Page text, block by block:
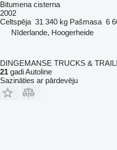
Bitumena cisterna
2002
Celtspēja 31 340 kg Pašmasa 6
Nīderlande, Hoogerheide
DINGEMANSE TRUCKS &
21 gadi Autoline
Sazināties ar pārdevēju